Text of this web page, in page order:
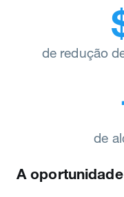
de redução
de
A oportunidade